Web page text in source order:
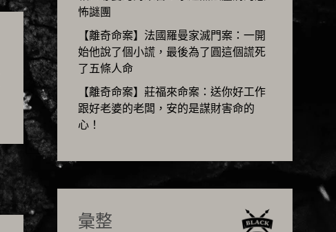
怖謎團
【離奇命案】法國羅曼家滅門案：一開
始他說了個小謊，最後為了圓這個謊死
了五條人命
【離奇命案】莊福來命案：送你好工作
跟好老婆的老闆，安的是謀財害命的
心！
彙整